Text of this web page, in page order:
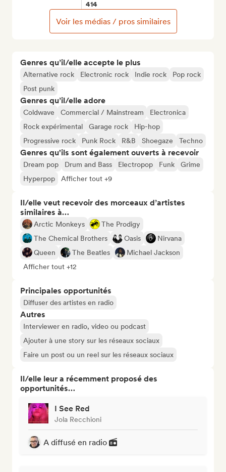
Genres qu’il/elle accepte le plus
Alternative rock Electronic rock Indie rock
Pop rock
Post punk
Genres qu’il/elle adore
Coldwave Commercial / Mainstream
Electronica
Rock expérimental
Garage rock
Hip-hop
Progressive rock
Punk Rock R&B Shoegaze Techno
Genres qu'ils sont également ouverts à recevoir
Dream pop Drum and Bass Electropop Funk
Grime
Hyperpop
Afficher tout +9
Il/elle veut recevoir des morceaux d’artistes
similaires à…
Arctic Monkeys
The Prodigy
The Chemical Brothers
Oasis
Nirvana
Queen
The Beatles
Michael Jackson
Afficher tout +12
Principales opportunités
Diffuser des artistes en radio
Autres
Interviewer en radio, video ou podcast
Ajouter à une story sur les réseaux sociaux
Faire un post ou un reel sur les réseaux sociaux
Il/elle leur a récemment proposé des
opportunités…
I See Red
Jola Recchioni
A diffusé en radio
414
Voir les médias / pros similaires